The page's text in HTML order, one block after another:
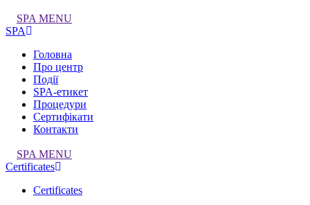
SPA MENU
SPA
Головна
Про центр
Події
SPA-етикет
Процедури
Сертифікати
Контакти
SPA MENU
Certificates
Certificates